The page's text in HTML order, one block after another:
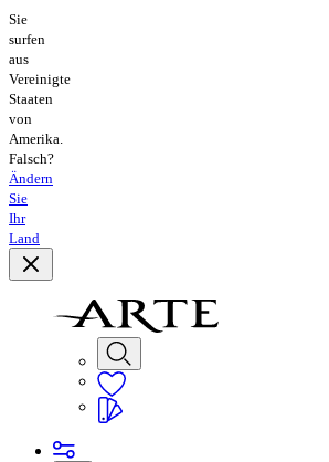
Sie
surfen
aus
Vereinigte
Staaten
von
Amerika.
Falsch?
Ändern
Sie
Ihr
Land